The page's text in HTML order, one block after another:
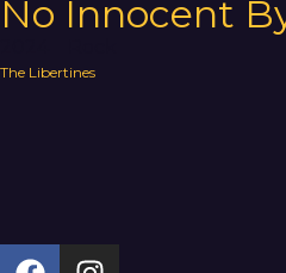
No Innocent
The Libertines